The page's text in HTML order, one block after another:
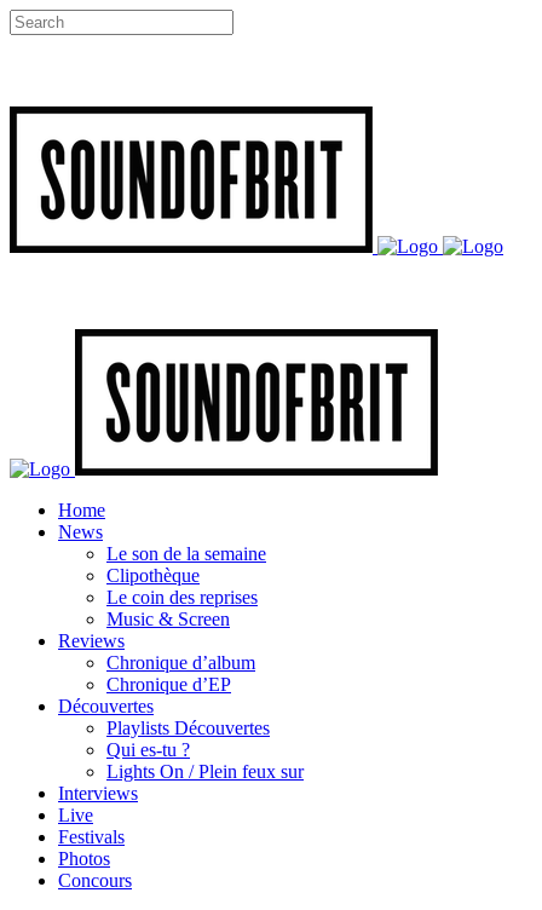
Home
News
Le son de la semaine
Clipothèque
Le coin des reprises
Music & Screen
Reviews
Chronique d’album
Chronique d’EP
Découvertes
Playlists Découvertes
Qui es-tu ?
Lights On / Plein feux sur
Interviews
Live
Festivals
Photos
Concours